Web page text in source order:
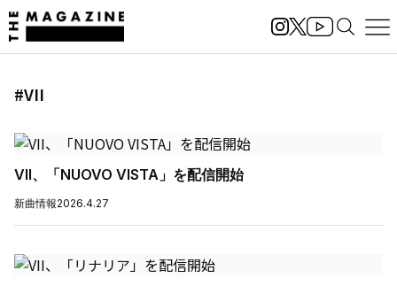
#VII
VII、「NUOVO VISTA」を配信開始
新曲情報2026.4.27